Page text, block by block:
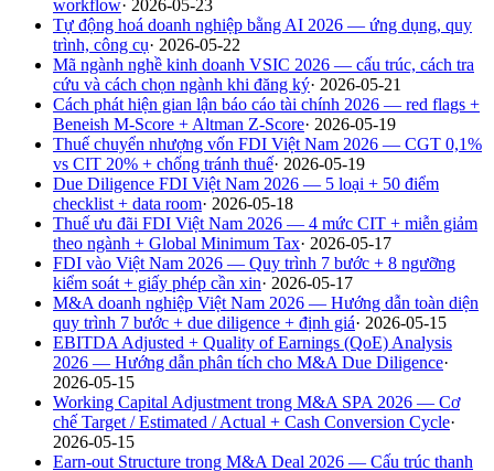
workflow· 2026-05-23
Tự động hoá doanh nghiệp bằng AI 2026 — ứng dụng, quy
trình, công cụ· 2026-05-22
Mã ngành nghề kinh doanh VSIC 2026 — cấu trúc, cách tra
cứu và cách chọn ngành khi đăng ký· 2026-05-21
Cách phát hiện gian lận báo cáo tài chính 2026 — red flags +
Beneish M-Score + Altman Z-Score· 2026-05-19
Thuế chuyển nhượng vốn FDI Việt Nam 2026 — CGT 0,1%
vs CIT 20% + chống tránh thuế· 2026-05-19
Due Diligence FDI Việt Nam 2026 — 5 loại + 50 điểm
checklist + data room· 2026-05-18
Thuế ưu đãi FDI Việt Nam 2026 — 4 mức CIT + miễn giảm
theo ngành + Global Minimum Tax· 2026-05-17
FDI vào Việt Nam 2026 — Quy trình 7 bước + 8 ngưỡng
kiểm soát + giấy phép cần xin· 2026-05-17
M&A doanh nghiệp Việt Nam 2026 — Hướng dẫn toàn diện
quy trình 7 bước + due diligence + định giá· 2026-05-15
EBITDA Adjusted + Quality of Earnings (QoE) Analysis
2026 — Hướng dẫn phân tích cho M&A Due Diligence·
2026-05-15
Working Capital Adjustment trong M&A SPA 2026 — Cơ
chế Target / Estimated / Actual + Cash Conversion Cycle·
2026-05-15
Earn-out Structure trong M&A Deal 2026 — Cấu trúc thanh